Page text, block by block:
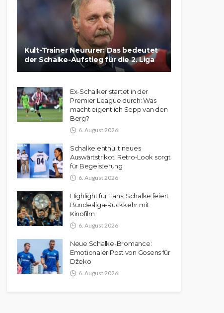
Kult-Trainer Neururer: Das bedeutet
der Schalke-Aufstieg für die 2. Liga
Ex-Schalker startet in der
Premier League durch: Was
macht eigentlich Sepp van den
Berg?
6. August 2026
Schalke enthüllt neues
Auswärtstrikot: Retro-Look sorgt
für Begeisterung
6. August 2026
Highlight für Fans: Schalke feiert
Bundesliga-Rückkehr mit
Kinofilm
6. August 2026
Neue Schalke-Bromance:
Emotionaler Post von Gosens für
Džeko
6. August 2026